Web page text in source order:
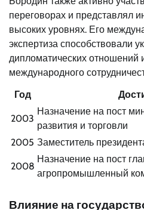
переговорах и представлял
высоких уровнях. Его
экспертиза способствовали
дипломатических отношений
международного
Год
2003
Назначение на пост
развития и торговли
2005 Заместитель
2008
Назначение на пост
агропромышленный
Влияние на